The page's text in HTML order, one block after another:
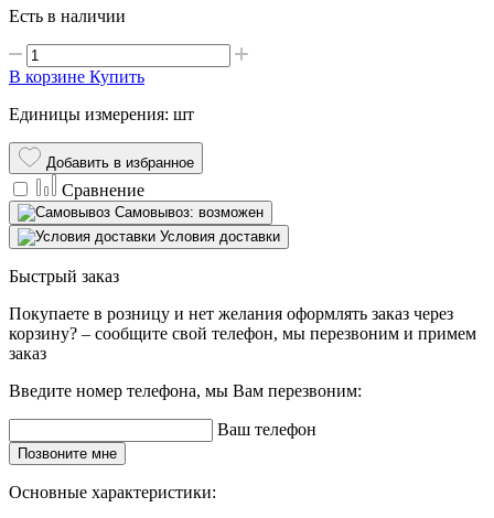
Есть в наличии
В корзине Купить
Единицы измерения: шт
Добавить в избранное
Сравнение
Самовывоз: возможен
Условия доставки
Быстрый заказ
Покупаете в розницу и нет желания оформлять заказ через
корзину? – сообщите свой телефон, мы перезвоним и примем
заказ
Введите номер телефона, мы Вам перезвоним:
Ваш телефон
Позвоните мне
Основные характеристики: